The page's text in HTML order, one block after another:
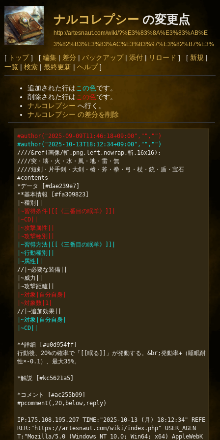
ナルコレプシー の変更点
http://artesnaut.com/wiki/?%E3%83%8A%E3%83%AB%E
3%82%B3%E3%83%AC%E3%83%97%E3%82%B7%E3%
83%BC
[ トップ] [ 編集| 差分 | バックアップ| 添付| リロード ] [ 新規 |
一覧 | 検索| 最終更新| ヘルプ]
追加された行はこの色です。
削除された行はこの色です。
ナルコレプシー へ行く。
ナルコレプシー の差分を削除
#author("2025-09-09T11:46:18+09:00","","")
#author("2025-10-13T18:12:34+09:00","","")
////&ref(画像/斬.png,left,nowrap,斬,16x16);
////突・壊・火・水・風・地・雷・無
////短剣・片手剣・大剣・槍・斧・拳・弓・杖・銃・盾・宝石
#contents
*データ [#dae239e7]
**基本情報 [#fa309823]
|~習得条件|[[《三番目の眠羊》]]|
|~CD||
|~攻撃属性||
|~攻撃種別||
|~習得方法|[[《三番目の眠羊》]]|
|~行動種別||
|~属性||
//|~必要な装備||
|~威力||
|~対象|自分自身|
|~対象数|1|
|~対象|自分自身|
|~CD||
**詳細 [#u0d954ff]
行動後、20%の確率で「[[眠る]]」が発動する。&br;発動率+（睡眠耐
性×-0.1）、最大35%。
*解説 [#kc5621a5]
*コメント [#ac255b09]
#pcomment(,20,below,reply)
IP:175.108.195.207 TIME:"2025-10-13 (月) 18:12:34" REFE
RER:"https://artesnaut.com/wiki/index.php" USER_AGEN
T:"Mozilla/5.0 (Windows NT 10.0; Win64; x64) AppleWebK